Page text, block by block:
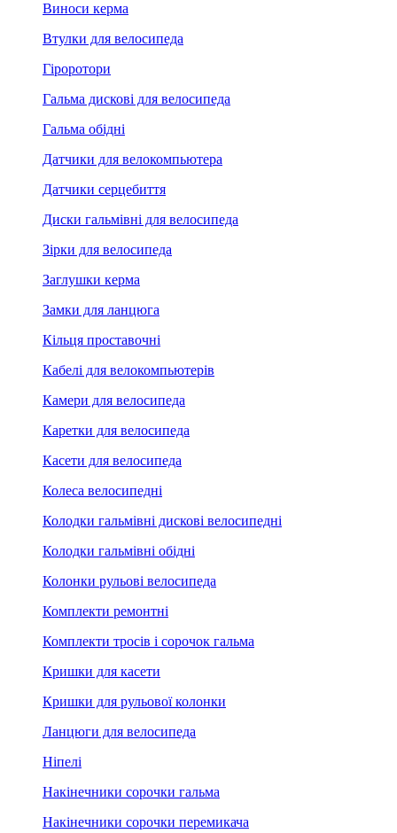
Виноси керма
Втулки для велосипеда
Гіроротори
Гальма дискові для велосипеда
Гальма обідні
Датчики для велокомпьютера
Датчики серцебиття
Диски гальмівні для велосипеда
Зірки для велосипеда
Заглушки керма
Замки для ланцюга
Кільця проставочні
Кабелі для велокомпьютерів
Камери для велосипеда
Каретки для велосипеда
Касети для велосипеда
Колеса велосипедні
Колодки гальмівні дискові велосипедні
Колодки гальмівні обідні
Колонки рульові велосипеда
Комплекти ремонтні
Комплекти тросів і сорочок гальма
Кришки для касети
Кришки для рульової колонки
Ланцюги для велосипеда
Ніпелі
Накінечники сорочки гальма
Накінечники сорочки перемикача